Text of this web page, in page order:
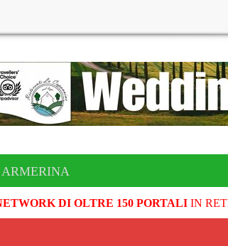
DI OLTRE 150 PORTALIIN